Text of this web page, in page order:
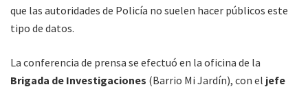
que las autoridades de Policía no suelen hacer públicos este
tipo de datos.
La conferencia de prensa se efectuó en la oficina de la
Brigada de Investigaciones (Barrio Mi Jardín), con el jefe